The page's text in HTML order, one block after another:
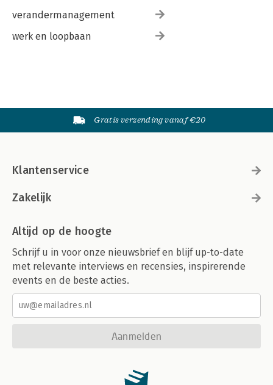
verandermanagement
werk en loopbaan
Gratis verzending vanaf €20
Klantenservice
Zakelijk
Altijd op de hoogte
Schrijf u in voor onze nieuwsbrief en blijf up-to-date
met relevante interviews en recensies, inspirerende
events en de beste acties.
Aanmelden